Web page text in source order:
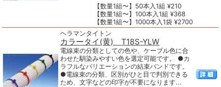
【数量1組〜】50本入1組 ¥210
【数量1組〜】100本入1組 ¥368
【数量1組〜】1000本入1袋 ¥2700
ヘラマンタイトン
カラータイ(黄) T18S-YLW
電線束の分類としての色や、ケーブル色に合
わせた馴染みやすい色を選定可能です。 ●カ
ラフルなバリエーションの結束バンドです。
●電線束の分類、区別がひと目で判別できる
ため、文字などの印字が不要になります...